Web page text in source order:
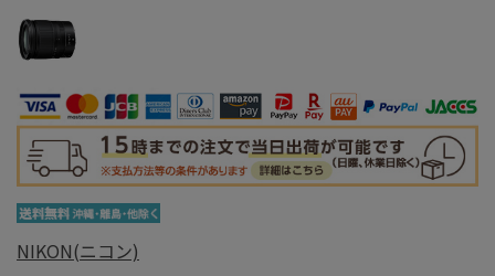
NIKON(ニコン)